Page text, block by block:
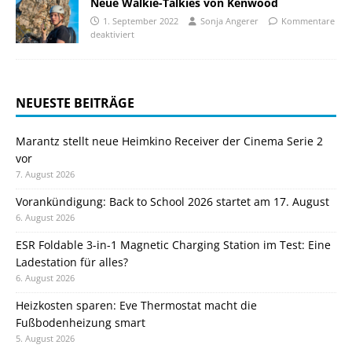
1. September 2022 Sonja Angerer
Kommentare
deaktiviert
NEUESTE BEITRÄGE
Marantz stellt neue Heimkino Receiver der Cinema Serie 2
vor
7. August 2026
Vorankündigung: Back to School 2026 startet am 17. August
6. August 2026
ESR Foldable 3-in-1 Magnetic Charging Station im Test: Eine
Ladestation für alles?
6. August 2026
Heizkosten sparen: Eve Thermostat macht die
Fußbodenheizung smart
5. August 2026